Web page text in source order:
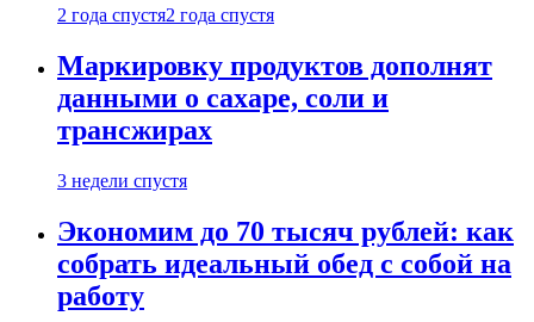
2 года спустя2 года спустя
Маркировку продуктов дополнят
данными о сахаре, соли и
трансжирах
3 недели спустя
Экономим до 70 тысяч рублей: как
собрать идеальный обед с собой на
работу